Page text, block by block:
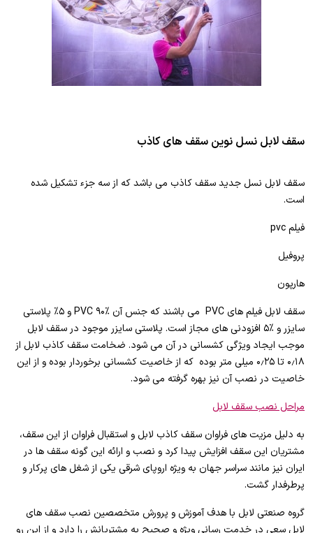
سقف لابل نسل نوین سقف های کاذب
سقف لابل نسل جدید سقف کاذب می باشد که از سه جزء تشکیل شده
است.
فیلم pvc
پروفیل
هارپون
سقف لابل فیلم های PVC می باشند که جنس آن %۹۰ PVC و ۵% پلاستی
سایزر و %۵ افزودنی های مجاز است. پلاستی سایزر موجود در سقف لابل
موجب ایجاد ویژگی کشسانی در آن می شود. ضخامت سقف کاذب لابل از
۰٫۱۸ تا ۰٫۲۵ میلی متر بوده که از خاصیت کشسانی برخوردار بوده و از این
خاصیت در نصب آن نیز بهره گرفته می شود.
مراحل نصب سقف لابل
به دلیل مزیت های فراوان سقف کاذب لابل و استقبال فراوان از این سقف،
مشتریان این سقف افزایش پیدا کرد و نصب و ارائه این گونه سقف ها در
ایران نیز مانند سراسر جهان به ویژه اروپای شرقی یکی از شغل های پرکار و
پرطرفدار گشت.
گروه صنعتی لابل با هدف آموزش و پرورش متخصصین نصب سقف های
لابل سعی در خدمت رسانی ویژه و صحیح به مشتریانش را دارد و از این رو